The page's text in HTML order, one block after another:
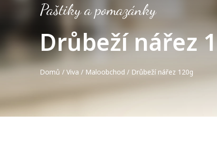
Paštiky a pomazánky
Drůbeží nářez
Domů / Viva / Maloobchod / Drůbeží nářez 120g